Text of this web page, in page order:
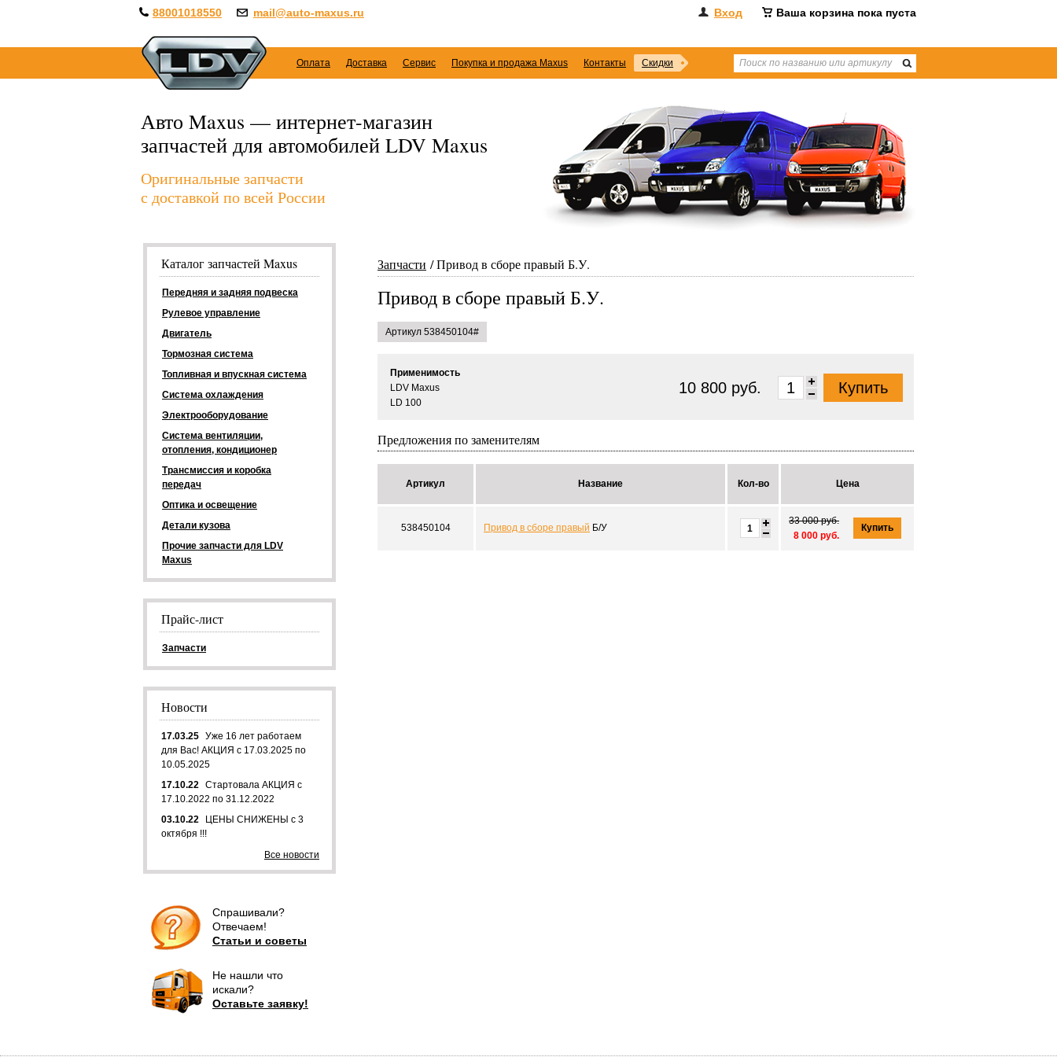
88001018550 mail@auto-maxus.ru Вход Ваша корзина пока пуста
Оплата Доставка Сервис Покупка и продажа Maxus Контакты Скидки
Авто Maxus — интернет-магазин
запчастей для автомобилей LDV Maxus
Оригинальные запчасти
с доставкой по всей России
Запчасти Привод в сборе правый Б.У.
Привод в сборе правый Б.У.
Артикул 538450104#
Применимость
LDV Maxus
LD 100
10 800 руб.
Предложения по заменителям
Артикул Название Кол-во Цена
538450104 Привод в сборе правый Б/У
33 000 руб.
8 000 руб.
Купить
Каталог запчастей Maxus
Передняя и задняя подвеска
Рулевое управление
Двигатель
Тормозная система
Топливная и впускная система
Система охлаждения
Электрооборудование
Система вентиляции,
отопления, кондиционер
Трансмиссия и коробка
передач
Оптика и освещение
Детали кузова
Прочие запчасти для LDV
Maxus
Прайс-лист
Запчасти
Новости
17.03.25 Уже 16 лет работаем
для Вас! АКЦИЯ с 17.03.2025 по
10.05.2025
17.10.22 Стартовала АКЦИЯ с
17.10.2022 по 31.12.2022
03.10.22
ЦЕНЫ СНИЖЕНЫ с 3
октября !!!
Все новости
Спрашивали?
Отвечаем!
Статьи и советы
Не нашли что
искали?
Оставьте заявку!